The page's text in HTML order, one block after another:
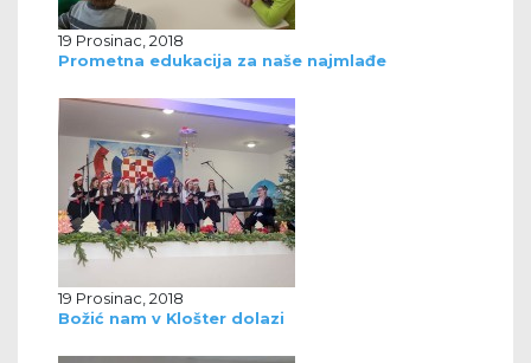
19 Prosinac, 2018
Prometna edukacija za naše najmlađe
19 Prosinac, 2018
Božić nam v Klošter dolazi